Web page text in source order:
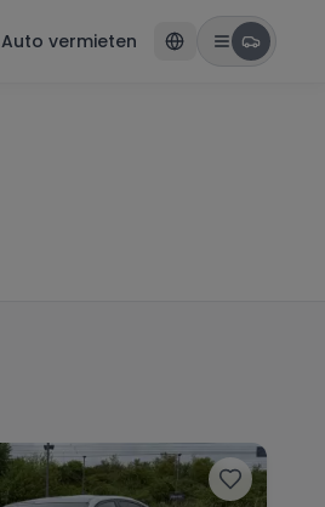
Auto vermieten